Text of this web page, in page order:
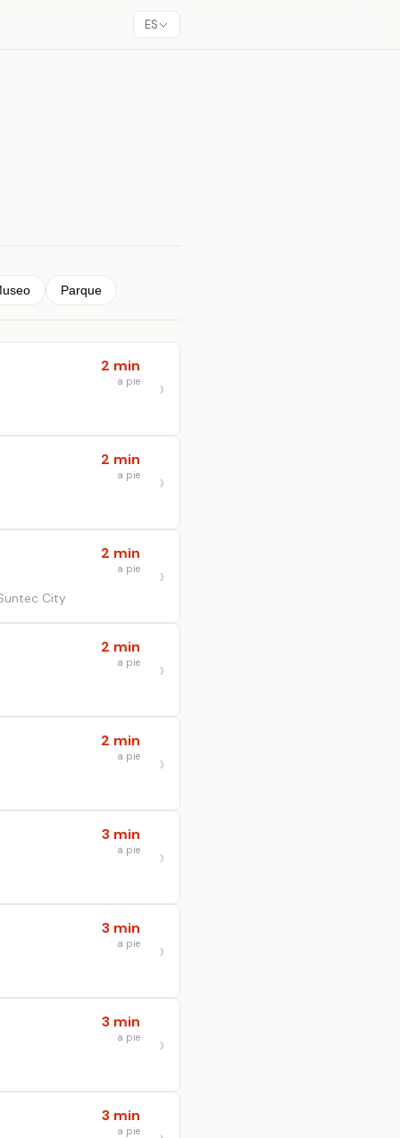
ES
Parque
2 min
a pie
2 min
a pie
City
2 min
a pie
2 min
a pie
2 min
a pie
3 min
a pie
3 min
a pie
3 min
a pie
3 min
a pie